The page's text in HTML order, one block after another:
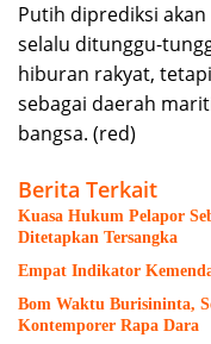
Putih diprediksi
selalu ditunggu-
hiburan rakyat,
sebagai daerah
bangsa. (red)
Berita Terkait
Kuasa Hukum Pelapor
Ditetapkan Tersangka
Empat Indikator
Bom Waktu Burisininta,
Kontemporer Rapa Dara